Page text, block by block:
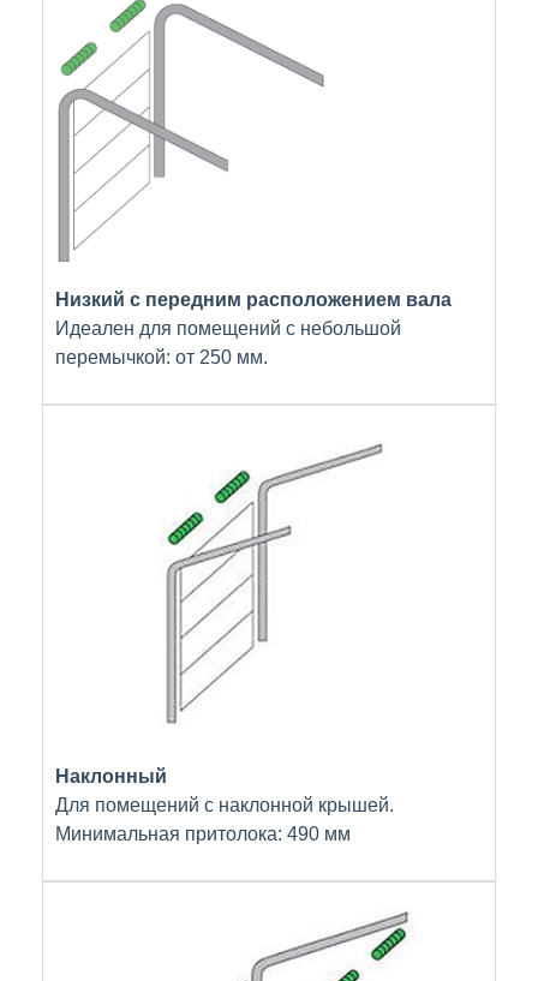
Низкий с передним расположением вала
Идеален для помещений с небольшой
перемычкой: от 250 мм.
Наклонный
Для помещений с наклонной крышей.
Минимальная притолока: 490 мм